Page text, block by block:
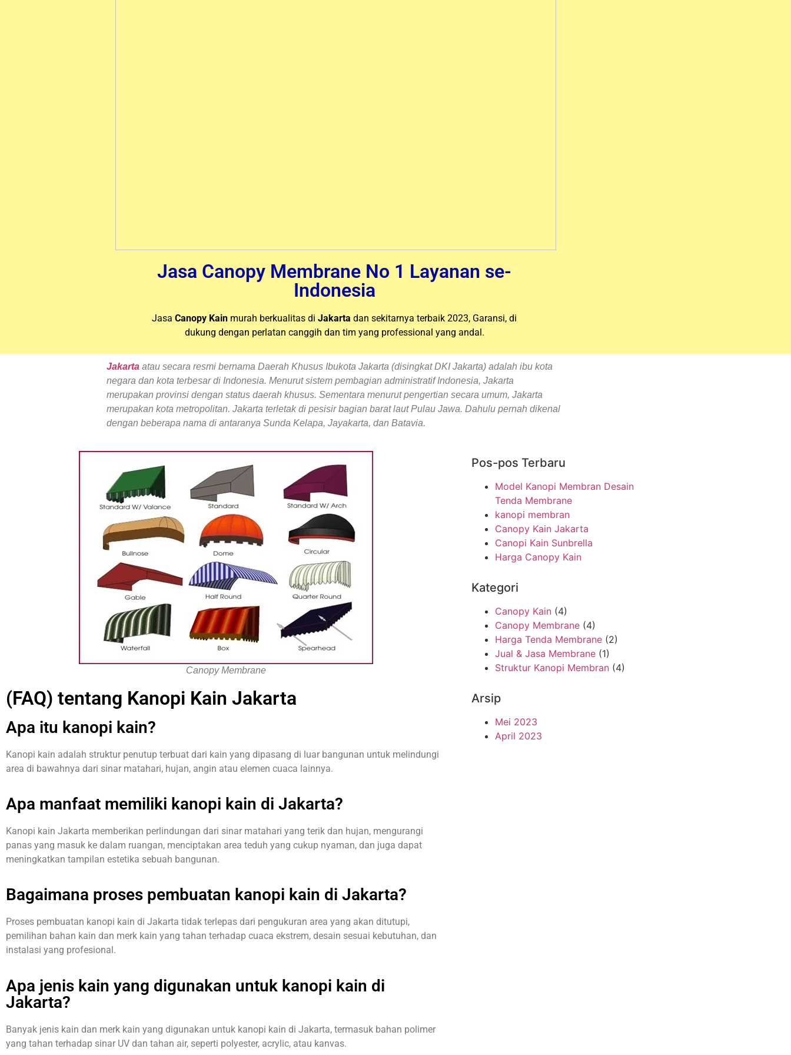
Jasa Canopy Membrane No 1 Layanan se-
Indonesia
JasaCanopy Kain murah berkualitas diJakartadan sekitarnya terbaik 2023, Garansi, di
dukung dengan perlatan canggih dan tim yang professional yang andal.
Jakartaatau secara resmi bernama Daerah Khusus Ibukota Jakarta (disingkat DKI Jakarta) adalah ibu kota
negara dan kota terbesar di Indonesia. Menurut sistem pembagian administratif Indonesia, Jakarta
merupakan provinsi dengan status daerah khusus. Sementara menurut pengertian secara umum, Jakarta
merupakan kota metropolitan. Jakarta terletak di pesisir bagian barat laut Pulau Jawa. Dahulu pernah dikenal
dengan beberapa nama di antaranya Sunda Kelapa, Jayakarta, dan Batavia.
Canopy Membrane
(FAQ) tentang Kanopi Kain Jakarta
Apa itu kanopi kain?
Kanopi kain adalah struktur penutup terbuat dari kain yang dipasang di luar bangunan untuk melindungi
area di bawahnya dari sinar matahari, hujan, angin atau elemen cuaca lainnya.
Apa manfaat memiliki kanopi kain di Jakarta?
Kanopi kain Jakarta memberikan perlindungan dari sinar matahari yang terik dan hujan, mengurangi
panas yang masuk ke dalam ruangan, menciptakan area teduh yang cukup nyaman, dan juga dapat
meningkatkan tampilan estetika sebuah bangunan.
Bagaimana proses pembuatan kanopi kain di Jakarta?
Proses pembuatan kanopi kain di Jakarta tidak terlepas dari pengukuran area yang akan ditutupi,
pemilihan bahan kain dan merk kain yang tahan terhadap cuaca ekstrem, desain sesuai kebutuhan, dan
instalasi yang profesional.
Apa jenis kain yang digunakan untuk kanopi kain di
Jakarta?
Banyak jenis kain dan merk kain yang digunakan untuk kanopi kain di Jakarta, termasuk bahan polimer
yang tahan terhadap sinar UV dan tahan air, seperti polyester, acrylic, atau kanvas.
Pos-pos Terbaru
Model Kanopi Membran Desain
Tenda Membrane
kanopi membran
Canopy Kain Jakarta
Canopi Kain Sunbrella
Harga Canopy Kain
Kategori
Canopy Kain (4)
Canopy Membrane (4)
Harga Tenda Membrane (2)
Jual & Jasa Membrane (1)
Struktur Kanopi Membran (4)
Arsip
Mei 2023
April 2023